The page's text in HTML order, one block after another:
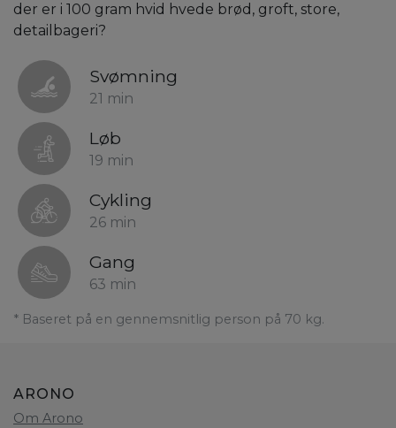
der er i 100 gram hvid hvede brød, groft, store,
detailbageri?
Svømning
21 min
Løb
19 min
Cykling
26 min
Gang
63 min
* Baseret på en gennemsnitlig person på 70 kg.
ARONO
Om Arono